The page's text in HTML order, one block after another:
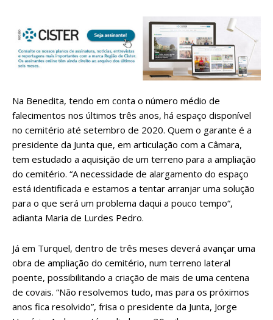
Na Benedita, tendo em conta o número médio de
falecimentos nos últimos três anos, há espaço disponível
no cemitério até setembro de 2020. Quem o garante é a
presidente da Junta que, em articulação com a Câmara,
tem estudado a aquisição de um terreno para a ampliação
do cemitério. “A necessidade de alargamento do espaço
está identificada e estamos a tentar arranjar uma solução
para o que será um problema daqui a pouco tempo“,
adianta Maria de Lurdes Pedro.
Já em Turquel, dentro de três meses deverá avançar uma
obra de ampliação do cemitério, num terreno lateral
poente, possibilitando a criação de mais de uma centena
de covais. “Não resolvemos tudo, mas para os próximos
anos fica resolvido”, frisa o presidente da Junta, Jorge